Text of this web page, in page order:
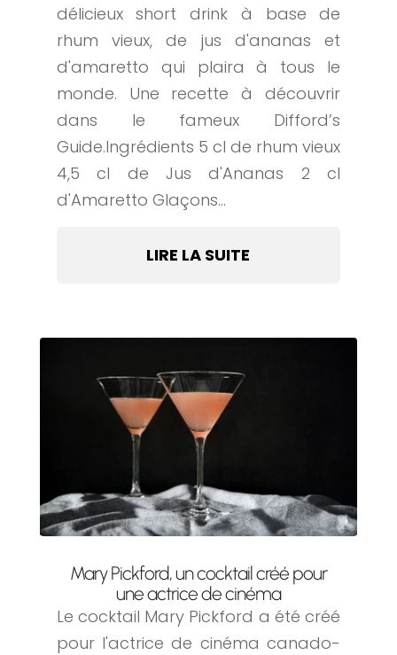
délicieux short drink à base de
rhum vieux, de jus d'ananas et
d'amaretto qui plaira à tous le
monde. Une recette à découvrir
dans le fameux Difford’s
Guide.Ingrédients 5 cl de rhum vieux
4,5 cl de Jus d'Ananas 2 cl
d'Amaretto Glaçons...
LIRE LA SUITE
Mary Pickford, un cocktail créé pour
une actrice de cinéma
Le cocktail Mary Pickford a été créé
pour l'actrice de cinéma canado-